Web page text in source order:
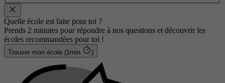
Quelle école est faite pour toi ?
Prends 2 minutes pour répondre à nos questions et découvrir les
écoles recommandées pour toi !
Trouver mon école (1min )